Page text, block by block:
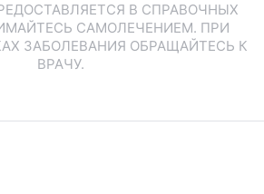
В СПРАВОЧНЫХ
САМОЛЕЧЕНИЕМ. ПРИ
ЗАБОЛЕВАНИЯ ОБРАЩАЙТЕСЬ К
ВРАЧУ.